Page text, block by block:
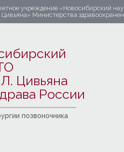
учреждение «Новосибирский
Министерства
Цивьяна
России
позвоночника